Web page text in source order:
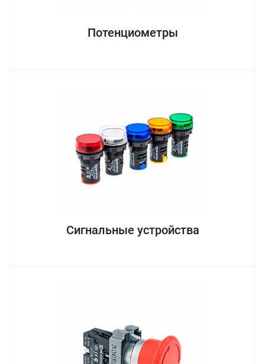
Потенциометры
Сигнальные устройства